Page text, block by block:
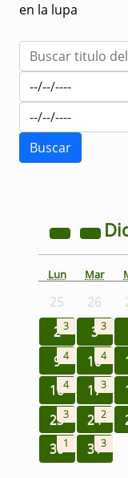
en la lupa
Lun Mar
25 26
23 33
94 104
164 173
233 242
301 313